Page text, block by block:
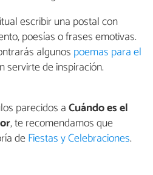
escribir una postal con
poesías o frases emotivas.
algunos poemas para el
servirte de inspiración.
parecidos aCuándo es el
, te recomendamos que
deFiestas y Celebraciones.